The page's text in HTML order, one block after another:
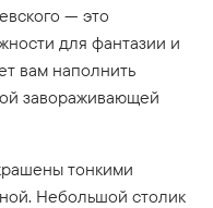
— это
для фантазии и
вам наполнить
завораживающей
тонкими
Небольшой столик